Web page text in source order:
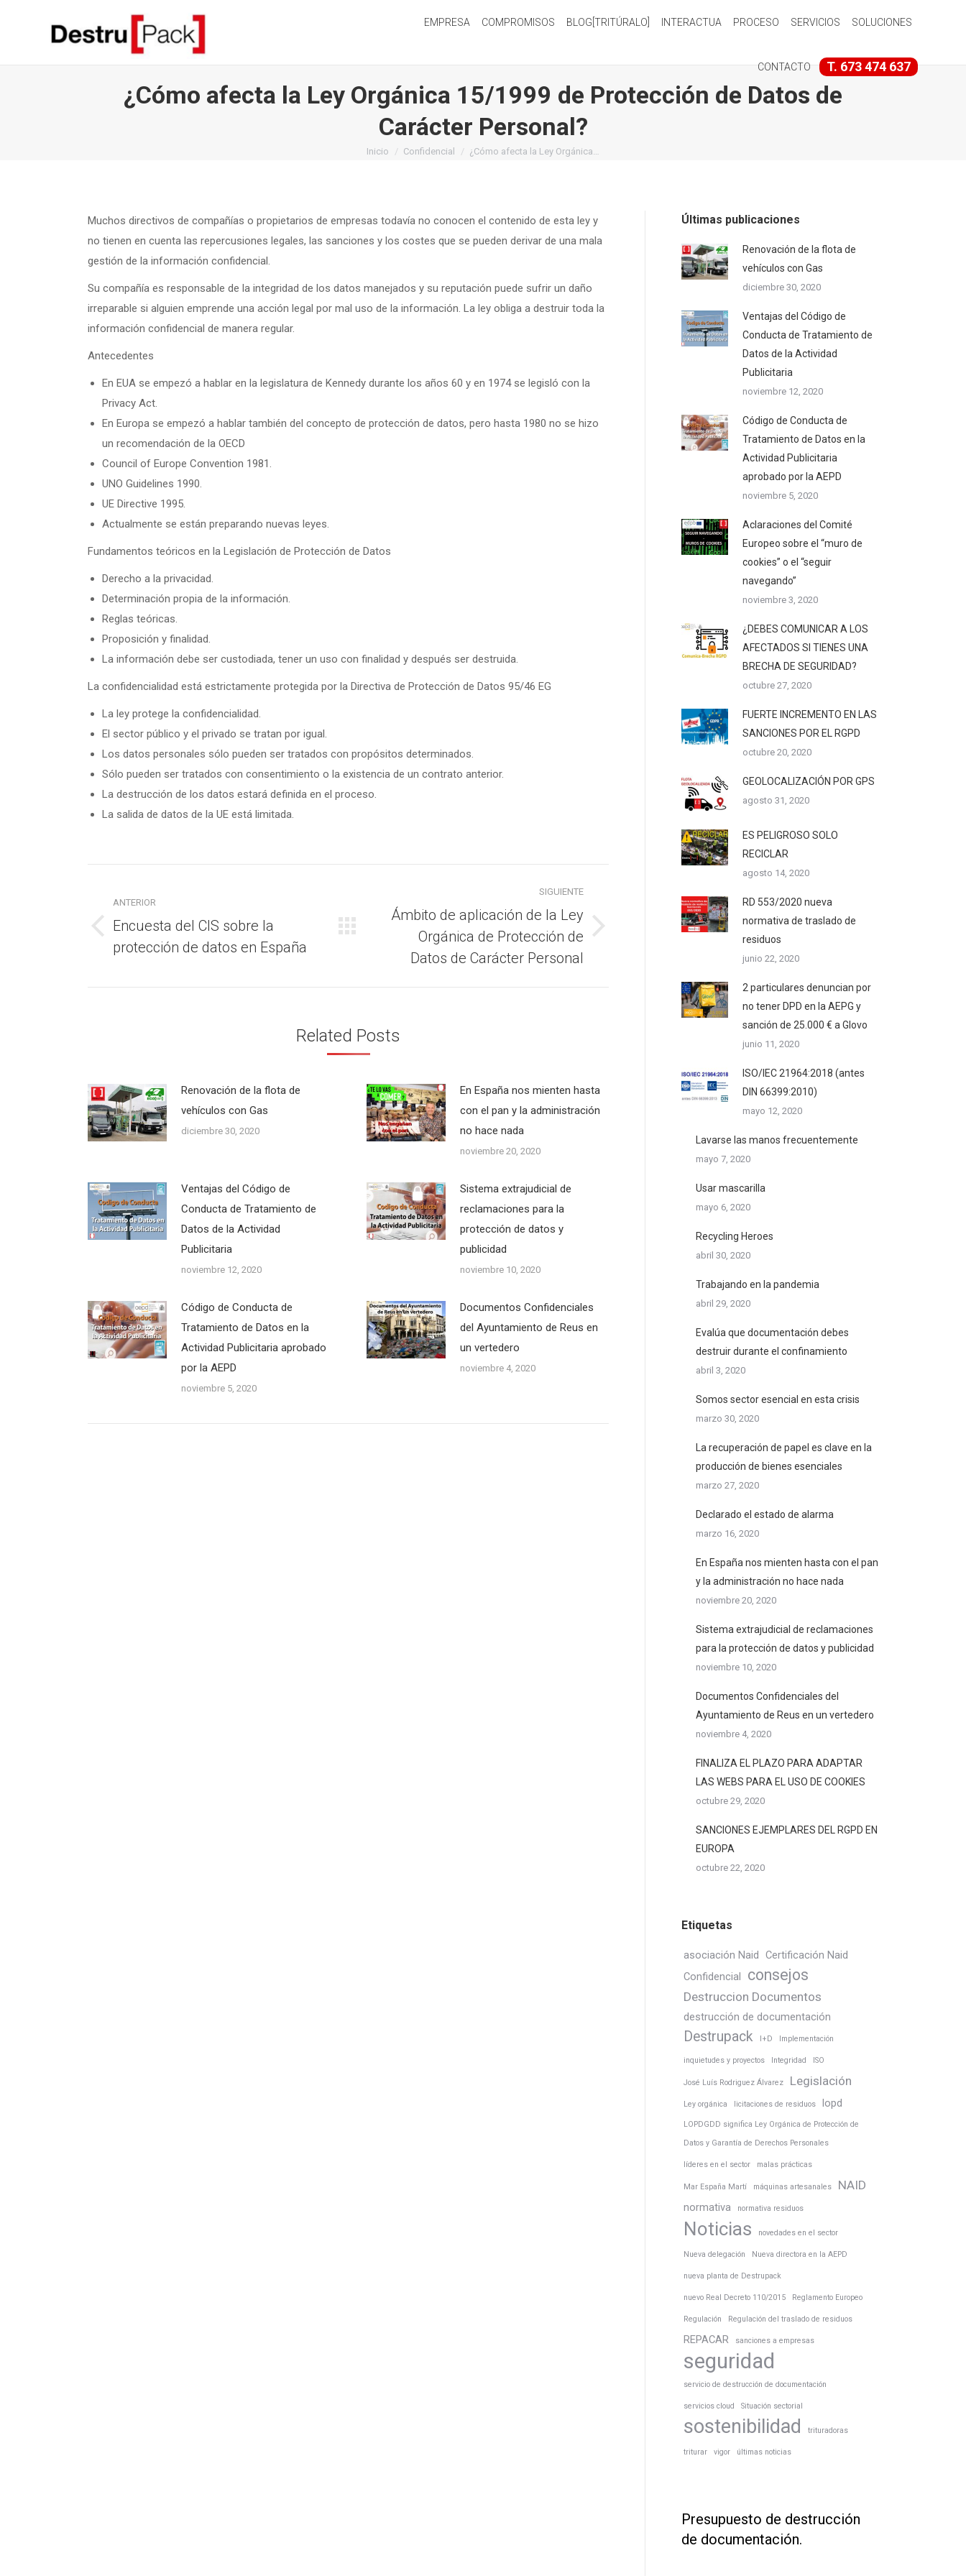
EMPRESA COMPROMISOS BLOG[TRITÚRALO] INTERACTUA PROCESO SERVICIOS SOLUCIONES
CONTACTO T. 673 474 637
¿Cómo afecta la Ley Orgánica 15/1999 de Protección de Datos de
Carácter Personal?
Estás aquí:
Inicio Confidencial ¿Cómo afecta la Ley Orgánica…
Muchos directivos de compañías o propietarios de empresas todavía no conocen el contenido de esta ley y
no tienen en cuenta las repercusiones legales, las sanciones y los costes que se pueden derivar de una mala
gestión de la información confidencial.
Su compañía es responsable de la integridad de los datos manejados y su reputación puede sufrir un daño
irreparable si alguien emprende una acción legal por mal uso de la información. La ley obliga a destruir toda la
información confidencial de manera regular.
Antecedentes
En EUA se empezó a hablar en la legislatura de Kennedy durante los años 60 y en 1974 se legisló con la
Privacy Act.
En Europa se empezó a hablar también del concepto de protección de datos, pero hasta 1980 no se hizo
un recomendación de la OECD
Council of Europe Convention 1981.
UNO Guidelines 1990.
UE Directive 1995.
Actualmente se están preparando nuevas leyes.
Fundamentos teóricos en la Legislación de Protección de Datos
Derecho a la privacidad.
Determinación propia de la información.
Reglas teóricas.
Proposición y finalidad.
La información debe ser custodiada, tener un uso con finalidad y después ser destruida.
La confidencialidad está estrictamente protegida por la Directiva de Protección de Datos 95/46 EG
La ley protege la confidencialidad.
El sector público y el privado se tratan por igual.
Los datos personales sólo pueden ser tratados con propósitos determinados.
Sólo pueden ser tratados con consentimiento o la existencia de un contrato anterior.
La destrucción de los datos estará definida en el proceso.
La salida de datos de la UE está limitada.
entre
publicaciones
ANTERIOR
Publicación
anterior:
Encuesta del CIS sobre la
protección de datos en España
SIGUIENTE
Publicación
siguiente:
Ámbito de aplicación de la Ley
Orgánica de Protección de
Datos de Carácter Personal
Related Posts
Renovación de la flota de
vehículos con Gas
diciembre 30, 2020
En España nos mienten hasta
con el pan y la administración
no hace nada
noviembre 20, 2020
Ventajas del Código de
Conducta de Tratamiento de
Datos de la Actividad
Publicitaria
noviembre 12, 2020
Sistema extrajudicial de
reclamaciones para la
protección de datos y
publicidad
noviembre 10, 2020
Código de Conducta de
Tratamiento de Datos en la
Actividad Publicitaria aprobado
por la AEPD
noviembre 5, 2020
Documentos Confidenciales
del Ayuntamiento de Reus en
un vertedero
noviembre 4, 2020
Últimas publicaciones
Renovación de la flota de
vehículos con Gas
diciembre 30, 2020
Ventajas del Código de
Conducta de Tratamiento de
Datos de la Actividad
Publicitaria
noviembre 12, 2020
Código de Conducta de
Tratamiento de Datos en la
Actividad Publicitaria
aprobado por la AEPD
noviembre 5, 2020
Aclaraciones del Comité
Europeo sobre el “muro de
cookies” o el “seguir
navegando”
noviembre 3, 2020
¿DEBES COMUNICAR A LOS
AFECTADOS SI TIENES UNA
BRECHA DE SEGURIDAD?
octubre 27, 2020
FUERTE INCREMENTO EN LAS
SANCIONES POR EL RGPD
octubre 20, 2020
GEOLOCALIZACIÓN POR GPS
agosto 31, 2020
ES PELIGROSO SOLO
RECICLAR
agosto 14, 2020
RD 553/2020 nueva
normativa de traslado de
residuos
junio 22, 2020
2 particulares denuncian por
no tener DPD en la AEPG y
sanción de 25.000 € a Glovo
junio 11, 2020
ISO/IEC 21964:2018 (antes
DIN 66399:2010)
mayo 12, 2020
Lavarse las manos frecuentemente
mayo 7, 2020
Usar mascarilla
mayo 6, 2020
Recycling Heroes
abril 30, 2020
Trabajando en la pandemia
abril 29, 2020
Evalúa que documentación debes
destruir durante el confinamiento
abril 3, 2020
Somos sector esencial en esta crisis
marzo 30, 2020
La recuperación de papel es clave en la
producción de bienes esenciales
marzo 27, 2020
Declarado el estado de alarma
marzo 16, 2020
En España nos mienten hasta con el pan
y la administración no hace nada
noviembre 20, 2020
Sistema extrajudicial de reclamaciones
para la protección de datos y publicidad
noviembre 10, 2020
Documentos Confidenciales del
Ayuntamiento de Reus en un vertedero
noviembre 4, 2020
FINALIZA EL PLAZO PARA ADAPTAR
LAS WEBS PARA EL USO DE COOKIES
octubre 29, 2020
SANCIONES EJEMPLARES DEL RGPD EN
EUROPA
octubre 22, 2020
Etiquetas
asociación Naid Certificación Naid
Confidencial
consejos
Destruccion Documentos
destrucción de documentación
Destrupack I+D Implementación
inquietudes y proyectos Integridad ISO
José Luís Rodriguez Álvarez Legislación
Ley orgánica licitaciones de residuos lopd
LOPDGDD significa Ley Orgánica de Protección de
Datos y Garantía de Derechos Personales
líderes en el sector malas prácticas
Mar España Martí máquinas artesanales NAID
normativa normativa residuos
Noticias novedades en el sector
Nueva delegación Nueva directora en la AEPD
nueva planta de Destrupack
nuevo Real Decreto 110/2015 Reglamento Europeo
Regulación Regulación del traslado de residuos
REPACAR sanciones a empresas
seguridad
servicio de destrucción de documentación
servicios cloud Situación sectorial
sostenibilidad trituradoras
triturar vigor últimas noticias
Presupuesto de destrucción
de documentación.